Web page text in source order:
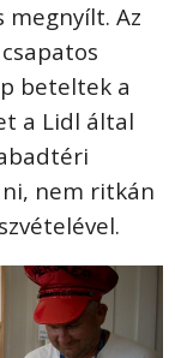
Az
beteltek a
a Lidl által
nem ritkán